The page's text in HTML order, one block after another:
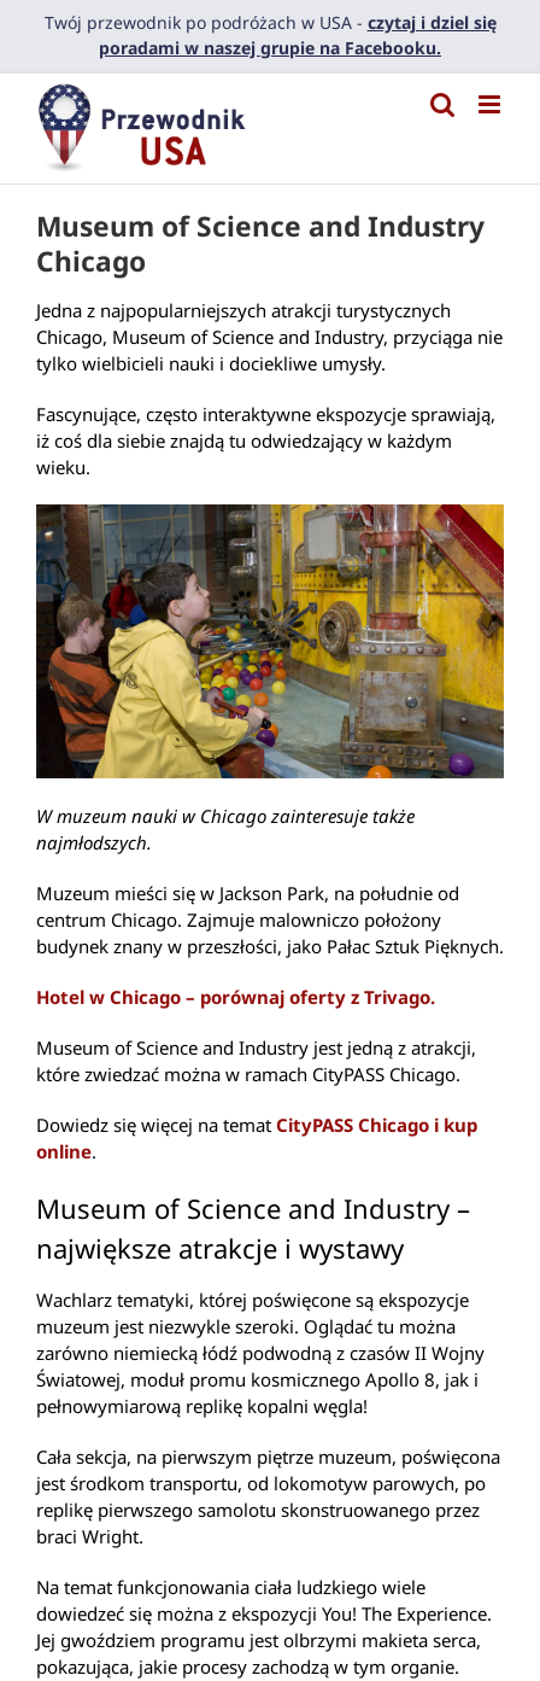
PrzejdźTwój przewodnik po podróżach w USA - czytaj i dziel się
poradami w naszej grupie na Facebooku.
Museum of Science and Industry
Chicago
Jedna z najpopularniejszych atrakcji turystycznych
Chicago, Museum of Science and Industry, przyciąga nie
tylko wielbicieli nauki i dociekliwe umysły.
Fascynujące, często interaktywne ekspozycje sprawiają,
iż coś dla siebie znajdą tu odwiedzający w każdym
wieku.
W muzeum nauki w Chicago zainteresuje także
najmłodszych.
Muzeum mieści się w Jackson Park, na południe od
centrum Chicago. Zajmuje malowniczo położony
budynek znany w przeszłości, jako Pałac Sztuk Pięknych.
Hotel w Chicago – porównaj oferty z Trivago.
Museum of Science and Industry jest jedną z atrakcji,
które zwiedzać można w ramach CityPASS Chicago.
Dowiedz się więcej na temat CityPASS Chicago i kup
online.
Museum of Science and Industry –
największe atrakcje i wystawy
Wachlarz tematyki, której poświęcone są ekspozycje
muzeum jest niezwykle szeroki. Oglądać tu można
zarówno niemiecką łódź podwodną z czasów II Wojny
Światowej, moduł promu kosmicznego Apollo 8, jak i
pełnowymiarową replikę kopalni węgla!
Cała sekcja, na pierwszym piętrze muzeum, poświęcona
jest środkom transportu, od lokomotyw parowych, po
replikę pierwszego samolotu skonstruowanego przez
braci Wright.
Na temat funkcjonowania ciała ludzkiego wiele
dowiedzeć się można z ekspozycji You! The Experience.
Jej gwoździem programu jest olbrzymi makieta serca,
pokazująca, jakie procesy zachodzą w tym organie.